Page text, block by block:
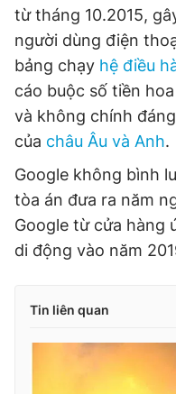
Hotline
0906 645 777
Đặt báo Quảng cáo
Tổng biên tập: Nguyễn
Phó tổng biên tập thường
Phó tổng biên tập: Lâm
Phó tổng biên tập: Trần
Tổng thư ký tòa soạn: Đức
Giấy phép xuất bản số
© 2003-2026 Bản quyền
chép dưới mọi hình thức
bản. Phát triển bởi ePi
từ tháng 10.2015,
người dùng điện
bảng chạy hệ điều
cáo buộc số tiền
và không chính
của châu Âu và Anh.
Google không bình
tòa án đưa ra năm
Google từ cửa hàng
di động vào năm
Tin liên quan